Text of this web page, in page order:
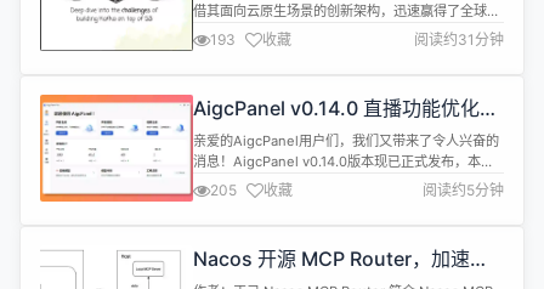
借其面向云原生场景的创新架构，迅速赢得了全球开
发者的关注。目前在 GitHub 上已累计接近 6.5k
Star，多次登上 GitHub Trending，受到海外技术社
区的高度认可。Kafka 作为流处理领域的核心组件，
建的新一代 Kafka ...
193 收藏 阅读约31分钟
AigcPanel v0.14.0 直播功能优化更
新，一大波模型更新升级
亲爱的AigcPanel用户们，我们又带来了令人兴奋的
消息！AigcPanel v0.14.0版本现已正式发布，本次
更新致力于为大家带来更加流畅、高效且便捷的使用
体验，快来看看都有哪些惊喜变化吧！ 软件介绍
AigcPanel是一个简单易用的一站式AI数字人系统，
成、声音克隆，简化本地模型管理、一键导入和使用
AI...
205 收藏 阅读约5分钟
Nacos 开源 MCP Router，加速
MCP 私有化部署